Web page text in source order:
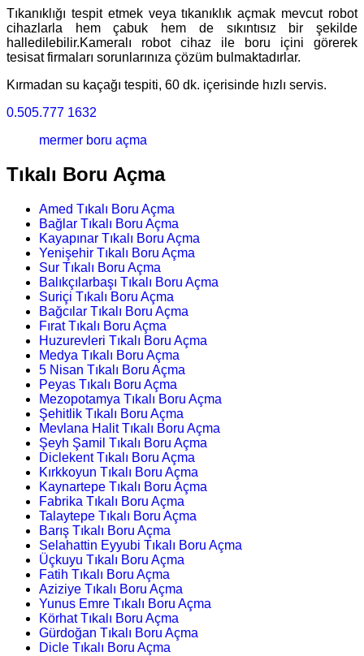
Tıkanıklığı tespit etmek veya tıkanıklık açmak mevcut robot
cihazlarla hem çabuk hem de sıkıntısız bir şekilde
halledilebilir.Kameralı robot cihaz ile boru içini görerek
tesisat firmaları sorunlarınıza çözüm bulmaktadırlar.
Kırmadan su kaçağı tespiti, 60 dk. içerisinde hızlı servis.
0.505.777 1632
mermer boru açma
Tıkalı Boru Açma
Amed Tıkalı Boru Açma
Bağlar Tıkalı Boru Açma
Kayapınar Tıkalı Boru Açma
Yenişehir Tıkalı Boru Açma
Sur Tıkalı Boru Açma
Balıkçılarbaşı Tıkalı Boru Açma
Suriçi Tıkalı Boru Açma
Bağcılar Tıkalı Boru Açma
Fırat Tıkalı Boru Açma
Huzurevleri Tıkalı Boru Açma
Medya Tıkalı Boru Açma
5 Nisan Tıkalı Boru Açma
Peyas Tıkalı Boru Açma
Mezopotamya Tıkalı Boru Açma
Şehitlik Tıkalı Boru Açma
Mevlana Halit Tıkalı Boru Açma
Şeyh Şamil Tıkalı Boru Açma
Diclekent Tıkalı Boru Açma
Kırkkoyun Tıkalı Boru Açma
Kaynartepe Tıkalı Boru Açma
Fabrika Tıkalı Boru Açma
Talaytepe Tıkalı Boru Açma
Barış Tıkalı Boru Açma
Selahattin Eyyubi Tıkalı Boru Açma
Üçkuyu Tıkalı Boru Açma
Fatih Tıkalı Boru Açma
Aziziye Tıkalı Boru Açma
Yunus Emre Tıkalı Boru Açma
Körhat Tıkalı Boru Açma
Gürdoğan Tıkalı Boru Açma
Dicle Tıkalı Boru Açma